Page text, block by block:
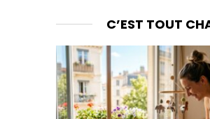
C’EST TOUT